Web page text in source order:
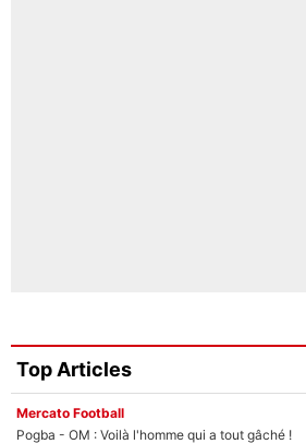
Top Articles
Mercato Football
Pogba - OM : Voilà l'homme qui a tout gâché !